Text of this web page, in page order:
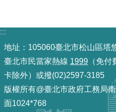
問
陳
情
系
統
:::
地址：105060臺北市松山區塔
臺北市民當家熱線 1999 （免
卡除外）或撥(02)2597-3185
版權所有@臺北市政府工務局
面1024*768